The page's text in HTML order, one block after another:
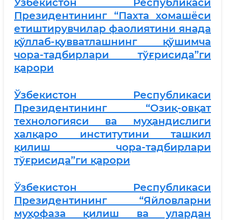
Ўзбекистон Республикаси
Президентининг “Пахта хомашёси
етиштирувчилар фаолиятини янада
қўллаб-қувватлашнинг қўшимча
чора-тадбирлари тўғрисида”ги
қарори
Ўзбекистон Республикаси
Президентининг “Озиқ-овқат
технологияси ва муҳандислиги
халқаро институтини ташкил
қилиш чора-тадбирлари
тўғрисида”ги қарори
Ўзбекистон Республикаси
Президентининг “Яйловларни
муҳофаза қилиш ва улардан